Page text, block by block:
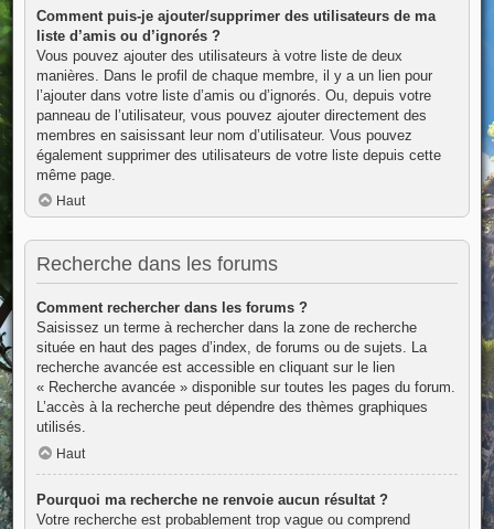
Comment puis-je ajouter/supprimer des utilisateurs de ma
liste d’amis ou d’ignorés ?
Vous pouvez ajouter des utilisateurs à votre liste de deux
manières. Dans le profil de chaque membre, il y a un lien pour
l’ajouter dans votre liste d’amis ou d’ignorés. Ou, depuis votre
panneau de l’utilisateur, vous pouvez ajouter directement des
membres en saisissant leur nom d’utilisateur. Vous pouvez
également supprimer des utilisateurs de votre liste depuis cette
même page.
Haut
Recherche dans les forums
Comment rechercher dans les forums ?
Saisissez un terme à rechercher dans la zone de recherche
située en haut des pages d’index, de forums ou de sujets. La
recherche avancée est accessible en cliquant sur le lien
« Recherche avancée » disponible sur toutes les pages du forum.
L’accès à la recherche peut dépendre des thèmes graphiques
utilisés.
Haut
Pourquoi ma recherche ne renvoie aucun résultat ?
Votre recherche est probablement trop vague ou comprend